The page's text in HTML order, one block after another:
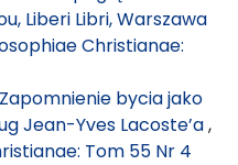
Liberi Libri, Warszawa
Christianae:
Zapomnienie bycia jako
Jean-Yves Lacoste’a,
Tom 55 Nr 4